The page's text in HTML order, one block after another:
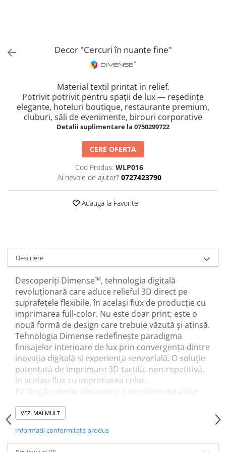
Profile decorative din polimer rigid
Brauri decorative din polimer rigid
Cornise decorative din polimer
rigid
Plinte decorative din polimer rigid
Rozete decorative
Decor "Cercuri în nuanțe fine"
Material textil printat in relief.
Potrivit potrivit pentru spații de lux — reședințe
elegante, hoteluri boutique, restaurante premium,
cluburi, săli de evenimente, birouri corporative
Detalii suplimentare la 0750299722
CERE OFERTA
Cod Produs: WLP016
Ai nevoie de ajutor? 0727423790
Adauga la Favorite
Descriere
Descoperiți Dimense™, tehnologia digitală
revoluționară care aduce relieful 3D direct pe
suprafețele flexibile, în același flux de producție cu
imprimarea full-color. Nu este doar print; este o
nouă formă de design care trebuie văzută și atinsă.
Tehnologia Dimense redefinește paradigma
finisajelor interioare de lux prin convergența dintre
inovația digitală și experiența senzorială. O soluție
patentată de imprimare 3D tactilă, non-repetitivă,
în același flux cu imprimarea color.
Pe lângă culorile vibrante și o rezoluție detaliilor
suplimentară—literalmente. Suprafața devine
vorbește simultan ochilor și mâinilor
observatorului.
VEZI MAI MULT
Informatii conformitate produs